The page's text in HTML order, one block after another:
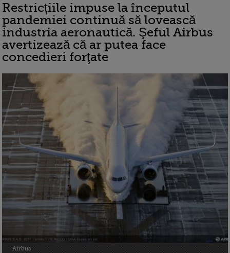
Restricțiile impuse la începutul
pandemiei continuă să lovească
industria aeronautică. Şeful Airbus
avertizează că ar putea face
concedieri forţate
Airbus